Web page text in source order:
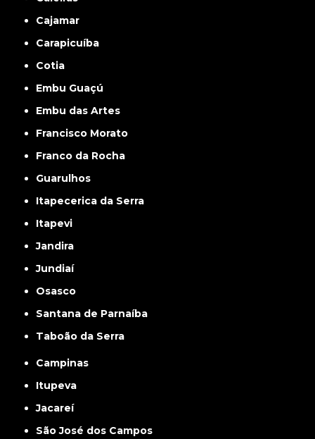
Cajamar
Carapicuíba
Cotia
Embu Guaçú
Embu das Artes
Francisco Morato
Franco da Rocha
Guarulhos
Itapecerica da Serra
Itapevi
Jandira
Jundiaí
Osasco
Santana de Parnaíba
Taboão da Serra
Campinas
Itupeva
Jacareí
São José dos Campos